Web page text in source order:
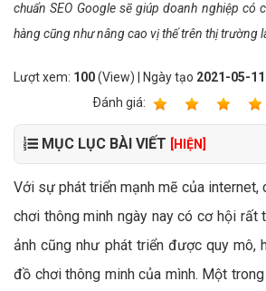
chuẩn SEO Google sẽ giúp doanh nghiệp có
hàng cũng như nâng cao vị thế trên thị trường
Lượt xem: 100(View) | Ngày tạo 2021-05-
Ðánh giá:
MỤC LỤC BÀI VIẾT [HIỆN]
Với sự phát triển mạnh mẽ của internet,
chơi thông minh ngày nay có cơ hội rất
ảnh cũng như phát triển được quy mô,
đồ chơi thông minh của mình. Một